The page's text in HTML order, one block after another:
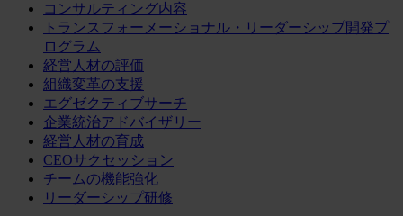
コンサルティング内容
トランスフォーメーショナル・リーダーシップ開発プ
ログラム
経営人材の評価
組織変革の支援
エグゼクティブサーチ
企業統治アドバイザリー
経営人材の育成
CEOサクセッション
チームの機能強化
リーダーシップ研修